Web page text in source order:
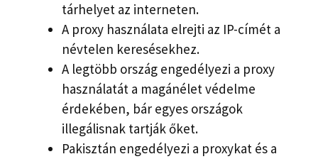
tárhelyet az interneten.
A proxy használata elrejti az IP-címét a
névtelen keresésekhez.
A legtöbb ország engedélyezi a proxy
használatát a magánélet védelme
érdekében, bár egyes országok
illegálisnak tartják őket.
Pakisztán engedélyezi a proxykat és a